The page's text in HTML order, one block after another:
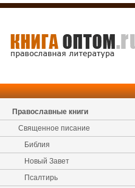
Православные книги
Священное писание
Библия
Новый Завет
Псалтирь